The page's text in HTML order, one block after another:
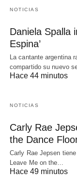
NOTICIAS
Daniela Spalla
Espina’
La cantante argentina
compartido su nuevo
Hace 44 minutos
NOTICIAS
Carly Rae
the Dance
Carly Rae Jepsen
Leave Me on the…
Hace 49 minutos